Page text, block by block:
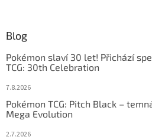
Blog
Pokémon slaví 30 let! Přichází
TCG: 30th Celebration
7.8.2026
Pokémon TCG: Pitch Black –
Mega Evolution
2.7.2026